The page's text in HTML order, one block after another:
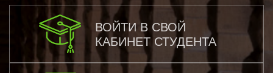
ВОЙТИ В СВОЙ
КАБИНЕТ СТУДЕНТА